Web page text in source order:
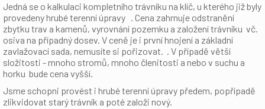
Jedná se o kalkulaci kompletního trávníku na klíč, u kterého již byly
provedeny hrubé terenní úpravy . Cena zahrnuje odstranění
zbytku trav a kamenů, vyrovnání pozemku a založení trávníku vč.
osiva na případný dosev. V ceně je i první hnojení a základní
zavlažovací sada, nemusíte si pořizovat. . V případě větší
složitosti - mnoho stromů, mnoho členitosti a nebo v suchu a
horku bude cena vyšší.
Jsme schopni provést i hrubé terenní úpravy předem, popřípadě
zlikvidovat starý trávník a poté založi nový.